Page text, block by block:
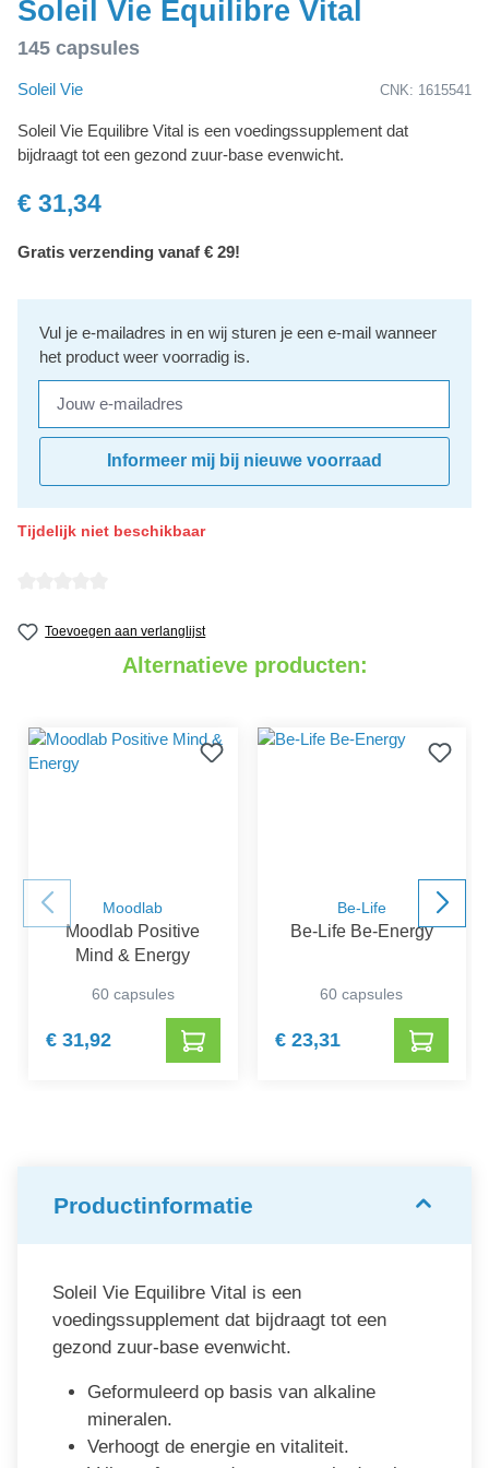
Soleil Vie Equilibre Vital
145 capsules
Soleil Vie CNK: 1615541
Soleil Vie Equilibre Vital is een voedingssupplement dat
bijdraagt tot een gezond zuur-base evenwicht.
€ 31,34
Gratis verzending vanaf € 29!
Vul je e-mailadres in en wij sturen je een e-mail wanneer
het product weer voorradig is.
Informeer mij bij nieuwe voorraad
Tijdelijk niet beschikbaar
Toevoegen aan verlanglijst
Alternatieve producten:
Moodlab
Moodlab Positive
Mind & Energy
60 capsules
€ 31,92
Be-Life
Be-Life Be-Energy
60 capsules
€ 23,31
Productinformatie
Soleil Vie Equilibre Vital is een
voedingssupplement dat bijdraagt tot een
gezond zuur-base evenwicht.
Geformuleerd op basis van alkaline
mineralen.
Verhoogt de energie en vitaliteit.